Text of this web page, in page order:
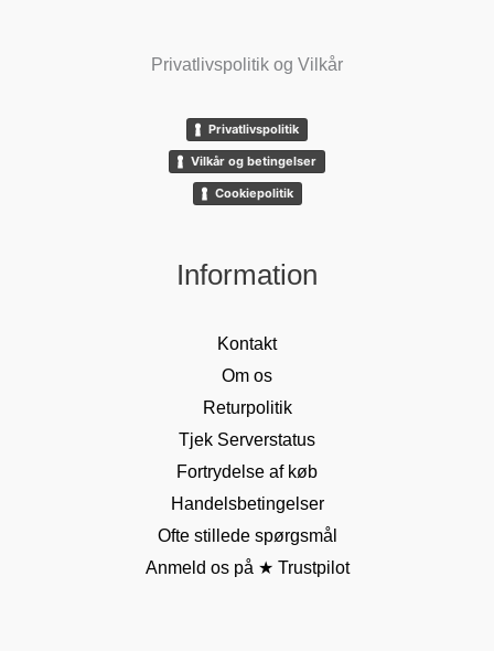
Privatlivspolitik og Vilkår
Privatlivspolitik
Vilkår og betingelser
Cookiepolitik
Information
Kontakt
Om os
Returpolitik
Tjek Serverstatus
Fortrydelse af køb
Handelsbetingelser
Ofte stillede spørgsmål
Anmeld os på ★ Trustpilot